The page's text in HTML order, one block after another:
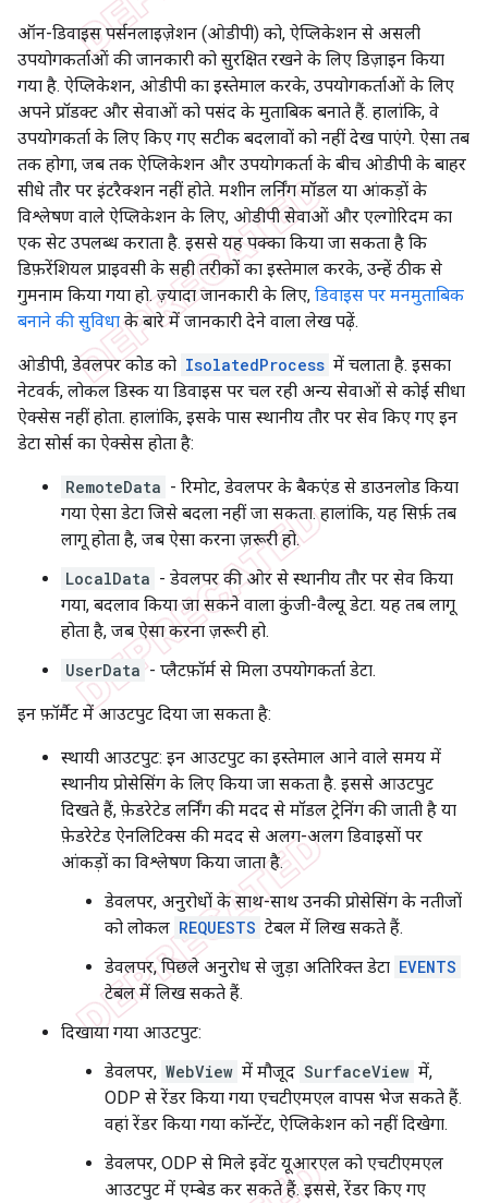
ऑन-डिवाइस पर्सनलाइज़ेशन (ओडीपी) को, ऐप्लिकेशन से असली
उपयोगकर्ताओं की जानकारी को सुरक्षित रखने के लिए डिज़ाइन किया
गया है. ऐप्लिकेशन, ओडीपी का इस्तेमाल करके, उपयोगकर्ताओं के लिए
अपने प्रॉडक्ट और सेवाओं को पसंद के मुताबिक बनाते हैं. हालांकि, वे
उपयोगकर्ता के लिए किए गए सटीक बदलावों को नहीं देख पाएंगे. ऐसा तब
तक होगा, जब तक ऐप्लिकेशन और उपयोगकर्ता के बीच ओडीपी के बाहर
सीधे तौर पर इंटरैक्शन नहीं होते. मशीन लर्निंग मॉडल या आंकड़ों के
विश्लेषण वाले ऐप्लिकेशन के लिए, ओडीपी सेवाओं और एल्गोरिदम का
एक सेट उपलब्ध कराता है. इससे यह पक्का किया जा सकता है कि
डिफ़रेंशियल प्राइवसी के सही तरीकों का इस्तेमाल करके, उन्हें ठीक से
गुमनाम किया गया हो. ज़्यादा जानकारी के लिए, डिवाइस पर मनमुताबिक
बनाने की सुविधाके बारे में जानकारी देने वाला लेख पढ़ें.
ओडीपी, डेवलपर कोड को IsolatedProcess में चलाता है. इसका
नेटवर्क, लोकल डिस्क या डिवाइस पर चल रही अन्य सेवाओं से कोई सीधा
ऐक्सेस नहीं होता. हालांकि, इसके पास स्थानीय तौर पर सेव किए गए इन
डेटा सोर्स का ऐक्सेस होता है:
RemoteData - रिमोट, डेवलपर के बैकएंड से डाउनलोड किया
गया ऐसा डेटा जिसे बदला नहीं जा सकता. हालांकि, यह सिर्फ़ तब
लागू होता है, जब ऐसा करना ज़रूरी हो.
LocalData - डेवलपर की ओर से स्थानीय तौर पर सेव किया
गया, बदलाव किया जा सकने वाला कुंजी-वैल्यू डेटा. यह तब लागू
होता है, जब ऐसा करना ज़रूरी हो.
UserData - प्लैटफ़ॉर्म से मिला उपयोगकर्ता डेटा.
इन फ़ॉर्मैट में आउटपुट दिया जा सकता है:
स्थायी आउटपुट: इन आउटपुट का इस्तेमाल आने वाले समय में
स्थानीय प्रोसेसिंग के लिए किया जा सकता है. इससे आउटपुट
दिखते हैं, फ़ेडरेटेड लर्निंग की मदद से मॉडल ट्रेनिंग की जाती है या
फ़ेडरेटेड ऐनलिटिक्स की मदद से अलग-अलग डिवाइसों पर
आंकड़ों का विश्लेषण किया जाता है.
डेवलपर, अनुरोधों के साथ-साथ उनकी प्रोसेसिंग के नतीजों
को लोकल REQUESTS टेबल में लिख सकते हैं.
डेवलपर, पिछले अनुरोध से जुड़ा अतिरिक्त डेटा EVENTS
टेबल में लिख सकते हैं.
दिखाया गया आउटपुट:
डेवलपर, WebView में मौजूद SurfaceView में,
ODP से रेंडर किया गया एचटीएमएल वापस भेज सकते हैं.
वहां रेंडर किया गया कॉन्टेंट, ऐप्लिकेशन को नहीं दिखेगा.
डेवलपर, ODP से मिले इवेंट यूआरएल को एचटीएमएल
आउटपुट में एम्बेड कर सकते हैं. इससे, रेंडर किए गए